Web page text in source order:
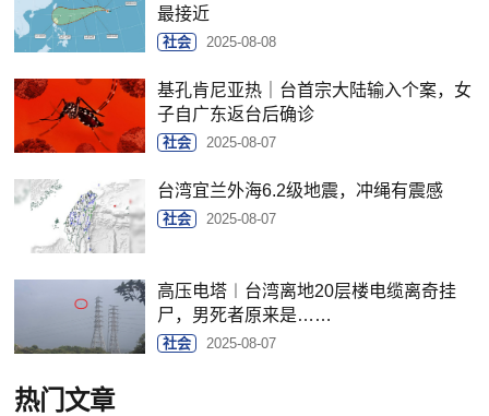
最接近
社会 2025-08-08
基孔肯尼亚热｜台首宗大陆输入个案，女
子自广东返台后确诊
社会 2025-08-07
台湾宜兰外海6.2级地震，冲绳有震感
社会 2025-08-07
高压电塔︱台湾离地20层楼电缆离奇挂
尸，男死者原来是……
社会 2025-08-07
热门文章